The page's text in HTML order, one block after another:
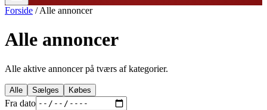
Forside /Alle annoncer
Alle annoncer
Alle aktive annoncer på tværs af kategorier.
Alle Sælges Købes
Fra dato